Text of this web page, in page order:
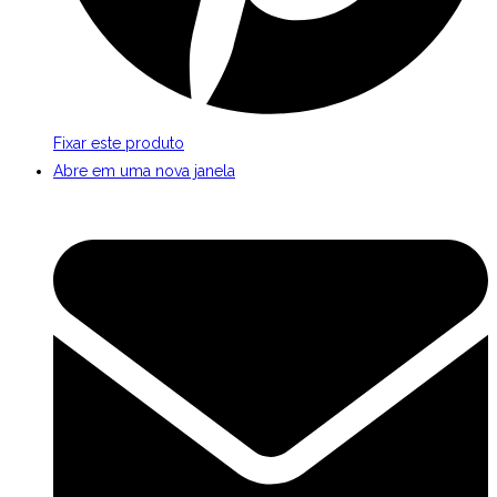
Fixar este produto
Abre em uma nova janela